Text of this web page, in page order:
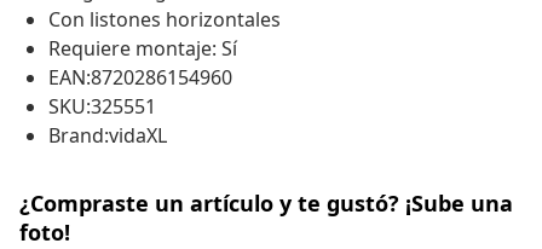
Con listones horizontales
Requiere montaje: Sí
EAN:8720286154960
SKU:325551
Brand:vidaXL
¿Compraste un artículo y te gustó? ¡Sube una
foto!